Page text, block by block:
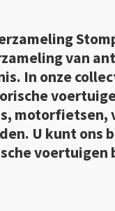
van
In onze
motorfietsen,
U kunt ons
voertuigen